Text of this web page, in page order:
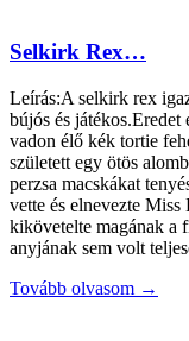
Selkirk Rex…
Leírás:A selkirk rex
bújós és
vadon élő kék tortie
született egy ötös
perzsa macskákat
vette és elnevezte
kikövetelte magának a
anyjának sem volt
Tovább olvasom →